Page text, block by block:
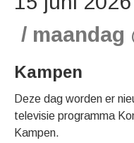
maandag
Kampen
Deze dag worden er
televisie programma
Kampen.